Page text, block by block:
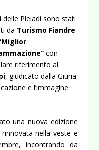
delle Pleiadi sono stati
da Turismo Fiandre
con
riferimento al
, giudicato dalla Giuria
e l’immagine
una nuova edizione
nella veste e
incontrando da